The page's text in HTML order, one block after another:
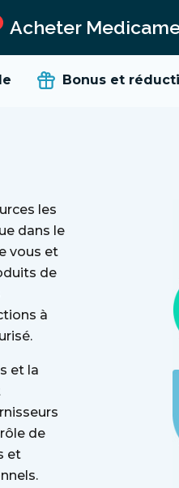
Acheter
Bonus et
les
dans le
vous et
de
à
et la
de
et